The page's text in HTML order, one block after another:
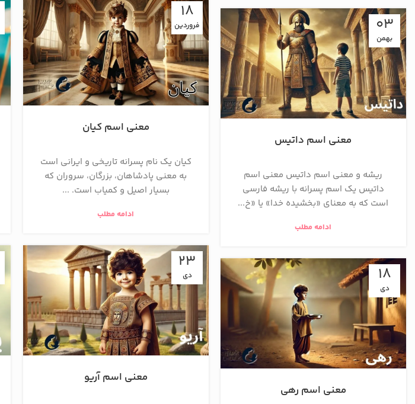
18
فروردین
معنی اسم کیان
کیان یک نام پسرانه تاریخی و ایرانی است
به معنی پادشاهان، بزرگان، سروران که
بسیار اصیل و کمیاب است. ...
ادامه مطلب
03
بهمن
معنی اسم داتیس
ریشه و معنی اسم داتیس معنی اسم
داتیس یک اسم پسرانه با ریشه فارسی
است که به معنای «بخشیده خدا» یا «خ...
ادامه مطلب
23
دی
معنی اسم آریو
18
دی
معنی اسم رهی